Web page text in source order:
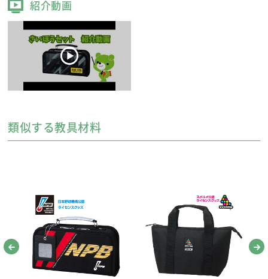
ニードルボックス
※針を使うときは、針プレートの中央に指をかけゆっくり手前に引き起
こしてください。
（まち針10本/マジック針1本/長針2本/中針1本/短針2本/ししゅう針1
本）
・糸通しかんたん、マジック針入り。
・糸が通しやすい、針あなの大きいぬい針。（当社従来比）
紹介動画
類似する教具材料